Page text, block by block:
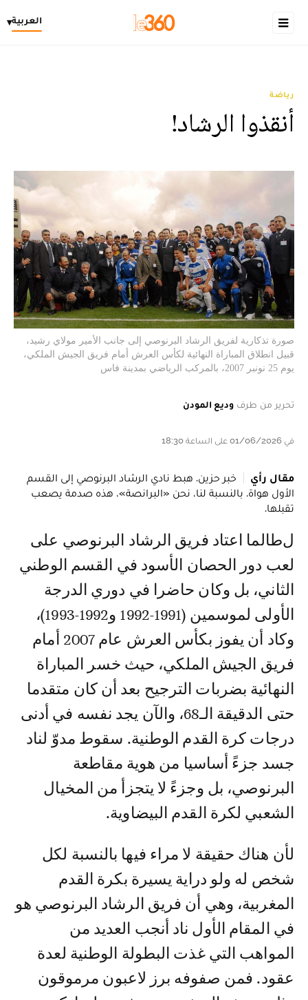
العربية▾
رياضة
أنقذوا الرشاد!
صورة تذكارية لفريق الرشاد البرنوصي إلى جانب الأمير مولاي رشيد،
قبيل انطلاق المباراة النهائية لكأس العرش أمام فريق الجيش الملكي،
يوم 25 نونبر 2007، بالمركب الرياضي بمدينة فاس
تحرير من طرف وديع المودن
في 01/06/2026 على الساعة 18:30
مقال رأي
خبر حزين. هبط نادي الرشاد البرنوصي إلى القسم
الأول هواة. بالنسبة لنا، نحن «البرانصة»، هذه صدمة يصعب
تقبلها.
لطالما اعتاد فريق الرشاد البرنوصي على
لعب دور الحصان الأسود في القسم الوطني
الثاني، بل وكان حاضرا في دوري الدرجة
الأولى لموسمين (1991-1992 و1992-1993)،
وكاد أن يفوز بكأس العرش عام 2007 أمام
فريق الجيش الملكي، حيث خسر المباراة
النهائية بضربات الترجيح بعد أن كان متقدما
حتى الدقيقة الـ68، والآن يجد نفسه في أدنى
درجات كرة القدم الوطنية. سقوط مدوّ لناد
جسد جزءً أساسيا من هوية مقاطعة
البرنوصي، بل وجزءً لا يتجزأ من المخيال
الشعبي لكرة القدم البيضاوية.
لأن هناك حقيقة لا مراء فيها بالنسبة لكل
شخص له ولو دراية يسيرة بكرة القدم
المغربية، وهي أن فريق الرشاد البرنوصي هو
في المقام الأول ناد أنجب العديد من
المواهب التي غذت البطولة الوطنية لعدة
عقود. فمن صفوفه برز لاعبون مرموقون